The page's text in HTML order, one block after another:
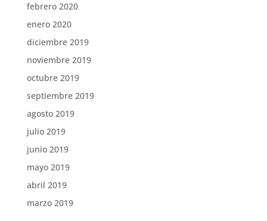
febrero 2020
enero 2020
diciembre 2019
noviembre 2019
octubre 2019
septiembre 2019
agosto 2019
julio 2019
junio 2019
mayo 2019
abril 2019
marzo 2019